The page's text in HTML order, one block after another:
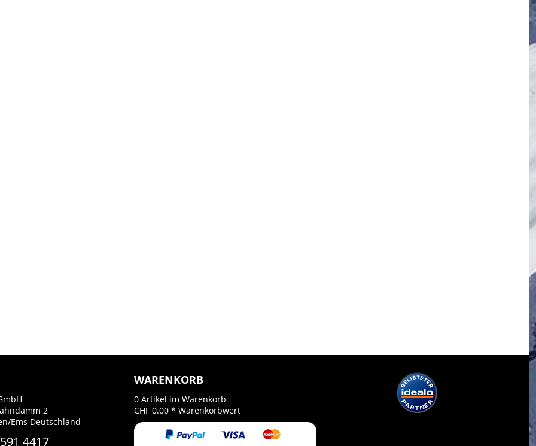
2
Ems Deutschland
4417
WARENKORB
0 Artikel im Warenkorb
CHF 0.00 * Warenkorbwert